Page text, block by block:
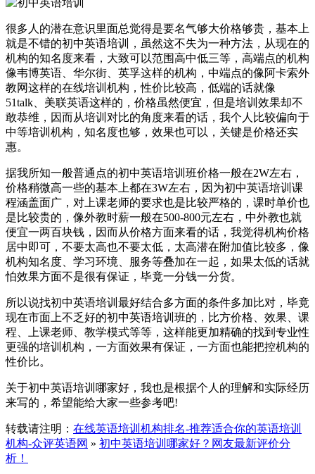
很多人的潜在意识里面总觉得是要名气够大价格够贵，基本上
就是不错的初中英语培训，虽然这不失为一种方法，从现在的
机构的知名度来看，大致可以范围高中低三等，高端点的机构
像韦博英语、华尔街、英孚这样的机构，中端点的像阿卡索外
教网这样的在线培训机构，性价比较高，低端的话就像
51talk、美联英语这样的，价格虽然便宜，但是培训效果却不
敢恭维，因而从培训对比的角度来看的话，我个人比较偏向于
中等培训机构，知名度也够，效果也可以，关键是价格还实
惠。
据我所知一般普通点的初中英语培训班价格一般在2W左右，
价格稍微高一些的基本上都在3W左右，因为初中英语培训课
程涵盖面广，对上课老师的要求也是比较严格的，课时单价也
是比较贵的，像外教时薪一般在500-800元左右，中外教也就
便宜一两百块钱，因而从价格方面来看的话，我觉得机构价格
居中即可，不要太高也不要太低，太高潜在附加值比较多，像
机构知名度、学习环境、服务等叠加在一起，如果太低的话就
怕效果方面不是很有保证，毕竟一分钱一分货。
所以说找初中英语培训最好结合多方面的条件多加比对，毕竟
现在市面上不乏好的初中英语培训班的，比方价格、效果、课
程、上课老师、教学模式等等，这样能更加精确的找到专业性
更强的培训机构，一方面效果有保证，一方面也能把控机构的
性价比。
关于初中英语培训哪家好，我也是根据个人的理解和实际经历
来写的，希望能给大家一些参考吧!
转载请注明： 在线英语培训机构排名-推荐适合你的英语培训
机构-众评英语网 » 初中英语培训哪家好？网友最新评价分
析！